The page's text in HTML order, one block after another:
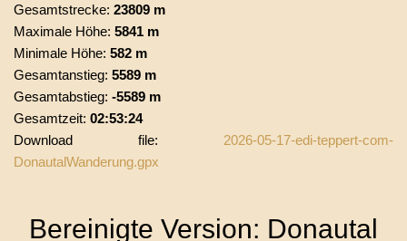
Gesamtstrecke: 23809 m
Maximale Höhe: 5841 m
Minimale Höhe: 582 m
Gesamtanstieg: 5589 m
Gesamtabstieg: -5589 m
Gesamtzeit: 02:53:24
Download file: 2026-05-17-edi-teppert-com-
DonautalWanderung.gpx
Bereinigte Version: Donautal